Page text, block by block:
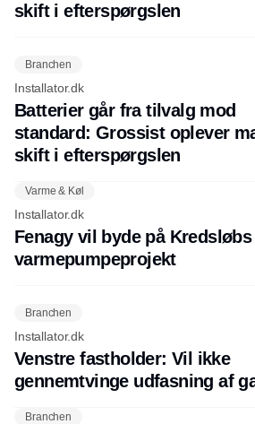
skift i efterspørgslen
Branchen
Installator.dk
Batterier går fra tilvalg mod
standard: Grossist oplever
skift i efterspørgslen
Varme & Køl
Installator.dk
Fenagy vil byde på
varmepumpeprojekt
Branchen
Installator.dk
Venstre fastholder: Vil ikke
gennemtvinge udfasning af
Branchen